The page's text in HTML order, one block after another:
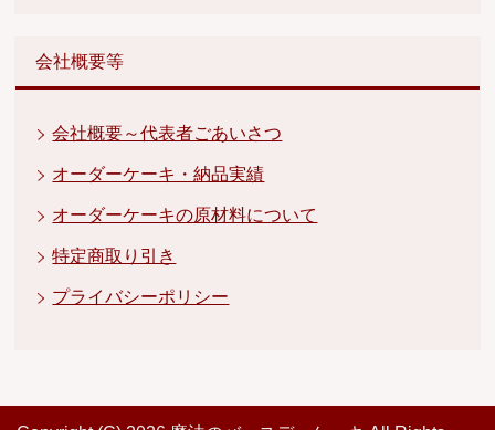
会社概要等
会社概要～代表者ごあいさつ
オーダーケーキ・納品実績
オーダーケーキの原材料について
特定商取り引き
プライバシーポリシー